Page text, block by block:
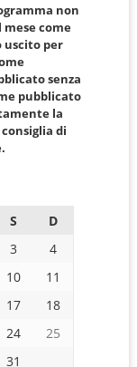
non
mese come
uscito per
senza
pubblicato
la
consiglia di
S
D
3
4
10
11
17
18
24
25
31